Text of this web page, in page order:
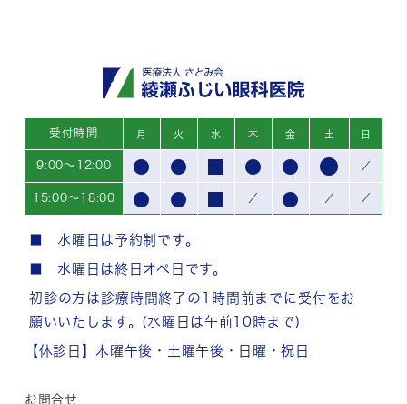
受付時間 月 火 水 木 金 土 日
9:00～12:00 ／
15:00～18:00 ／ ／ ／
■ 水曜日は予約制です。
■ 水曜日は終日オペ日です。
初診の方は診療時間終了の1時間前までに受付をお
願いいたします。(水曜日は午前10時まで)
【休診日】木曜午後・土曜午後・日曜・祝日
お問合せ